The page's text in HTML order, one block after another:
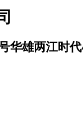
华雄两江时